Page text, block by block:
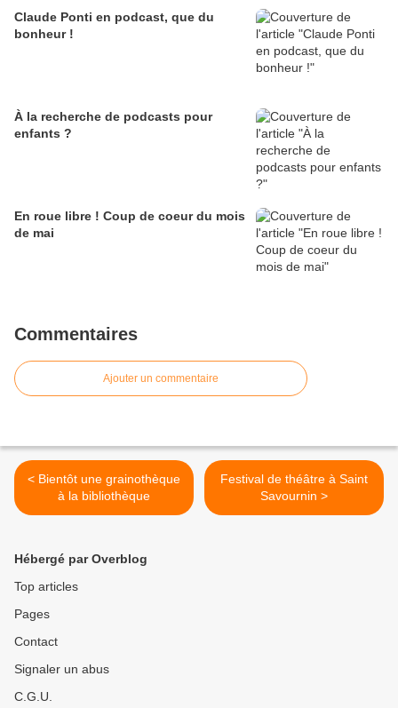
Claude Ponti en podcast, que du
bonheur !
À la recherche de podcasts pour
enfants ?
En roue libre ! Coup de coeur du mois
de mai
Commentaires
Ajouter un commentaire
< Bientôt une grainothèque
à la bibliothèque
Festival de théâtre à Saint
Savournin >
Hébergé par Overblog
Top articles
Pages
Contact
Signaler un abus
C.G.U.